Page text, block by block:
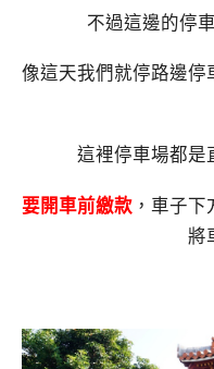
不過這邊的停
像這天我們就停路邊停
這裡停車場都是
要開車前繳款 ，車子
將